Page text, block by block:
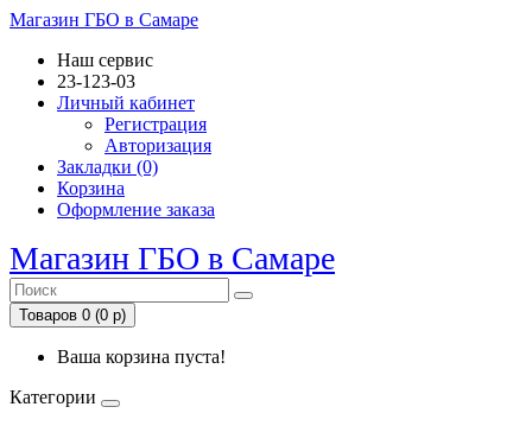
Магазин ГБО в Самаре
Наш сервис
23-123-03
Личный кабинет
Регистрация
Авторизация
Закладки (0)
Корзина
Оформление заказа
Магазин ГБО в Самаре
Товаров 0 (0 р)
Ваша корзина пуста!
Категории